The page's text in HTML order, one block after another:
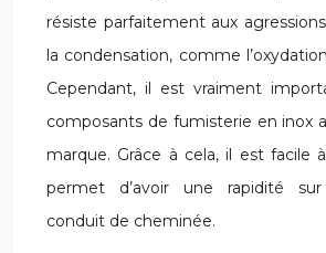
résiste parfaitement aux
la condensation, comme
Cependant, il est vraiment
composants de fumisterie en inox
marque. Grâce à cela, il est facile
permet d’avoir une rapidité
conduit de cheminée.